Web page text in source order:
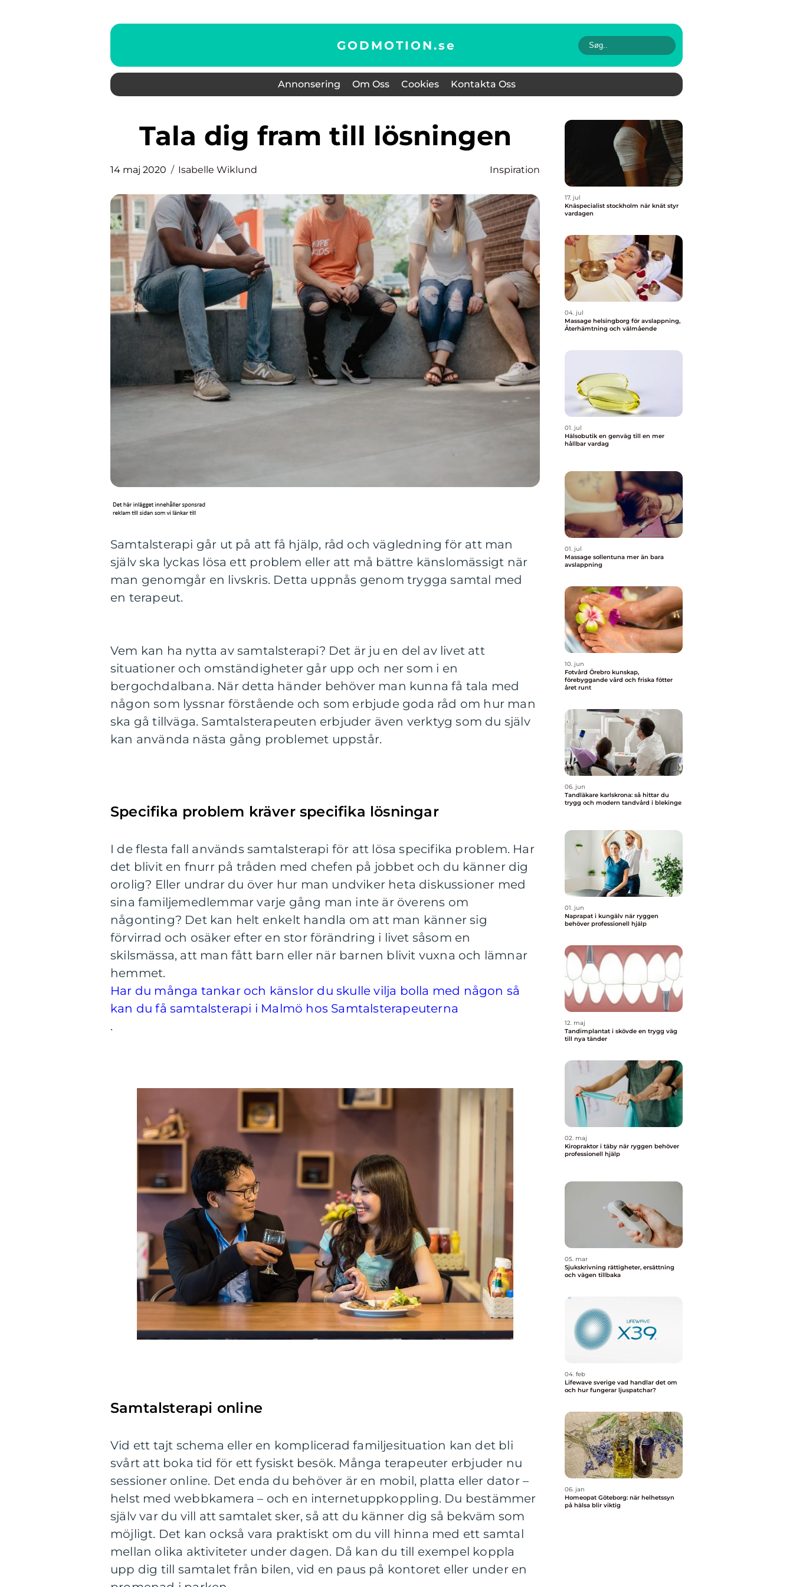
GODMOTION.se
Annonsering Om Oss Cookies Kontakta Oss
Tala dig fram till lösningen
14 maj 2020 Isabelle Wiklund Inspiration
Samtalsterapi går ut på att få hjälp, råd och vägledning för att man
själv ska lyckas lösa ett problem eller att må bättre känslomässigt när
man genomgår en livskris. Detta uppnås genom trygga samtal med
en terapeut.
Vem kan ha nytta av samtalsterapi? Det är ju en del av livet att
situationer och omständigheter går upp och ner som i en
bergochdalbana. När detta händer behöver man kunna få tala med
någon som lyssnar förstående och som erbjude goda råd om hur man
ska gå tillväga. Samtalsterapeuten erbjuder även verktyg som du själv
kan använda nästa gång problemet uppstår.
Specifika problem kräver specifika lösningar
I de flesta fall används samtalsterapi för att lösa specifika problem. Har
det blivit en fnurr på tråden med chefen på jobbet och du känner dig
orolig? Eller undrar du över hur man undviker heta diskussioner med
sina familjemedlemmar varje gång man inte är överens om
någonting? Det kan helt enkelt handla om att man känner sig
förvirrad och osäker efter en stor förändring i livet såsom en
skilsmässa, att man fått barn eller när barnen blivit vuxna och lämnar
hemmet.
Har du många tankar och känslor du skulle vilja bolla med någon så
kan du få samtalsterapi i Malmö hos Samtalsterapeuterna
.
Samtalsterapi online
Vid ett tajt schema eller en komplicerad familjesituation kan det bli
svårt att boka tid för ett fysiskt besök. Många terapeuter erbjuder nu
sessioner online. Det enda du behöver är en mobil, platta eller dator –
helst med webbkamera – och en internetuppkoppling. Du bestämmer
själv var du vill att samtalet sker, så att du känner dig så bekväm som
möjligt. Det kan också vara praktiskt om du vill hinna med ett samtal
mellan olika aktiviteter under dagen. Då kan du till exempel koppla
upp dig till samtalet från bilen, vid en paus på kontoret eller under en
17. jul
Knäspecialist stockholm när knät styr
vardagen
04. jul
Massage helsingborg för avslappning,
Återhämtning och välmående
01. jul
Hälsobutik en genväg till en mer
hållbar vardag
01. jul
Massage sollentuna mer än bara
avslappning
10. jun
Fotvård Örebro kunskap,
förebyggande vård och friska fötter
året runt
06. jun
Tandläkare karlskrona: så hittar du
trygg och modern tandvård i blekinge
01. jun
Naprapat i kungälv när ryggen
behöver professionell hjälp
12. maj
Tandimplantat i skövde en trygg väg
till nya tänder
02. maj
Kiropraktor i täby när ryggen behöver
professionell hjälp
05. mar
Sjukskrivning rättigheter, ersättning
och vägen tillbaka
04. feb
Lifewave sverige vad handlar det om
och hur fungerar ljuspatchar?
06. jan
Homeopat Göteborg: när helhetssyn
på hälsa blir viktig